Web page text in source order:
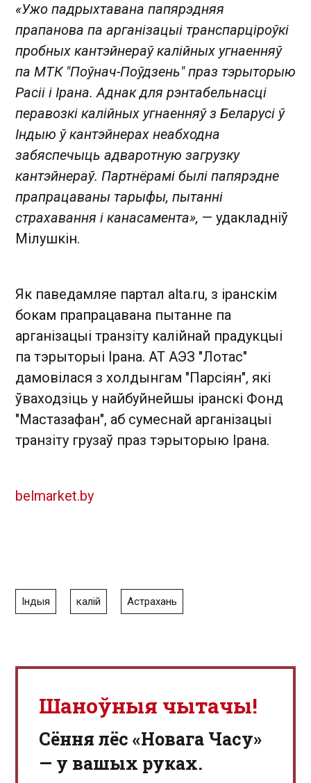
«Ужо падрыхтавана папярэдняя
прапанова па арганізацыі транспарціроўкі
пробных кантэйнераў калійных угнаенняў
па МТК "Поўнач-Поўдзень" праз тэрыторыю
Расіі і Ірана. Аднак для рэнтабельнасці
перавозкі калійных угнаенняў з Беларусі ў
Індыю ў кантэйнерах неабходна
забяспечыць адваротную загрузку
кантэйнераў. Партнёрамі былі папярэдне
прапрацаваны тарыфы, пытанні
страхавання і канасамента», — удакладніў
Мілушкін.
Як паведамляе партал alta.ru, з іранскім
бокам прапрацавана пытанне па
арганізацыі транзіту калійнай прадукцыі
па тэрыторыі Ірана. АТ АЭЗ "Лотас"
дамовілася з холдынгам "Парсіян", які
ўваходзіць у найбуйнейшы іранскі Фонд
"Мастазафан", аб сумеснай арганізацыі
транзіту грузаў праз тэрыторыю Ірана.
belmarket.by
Індыя калій Астрахань
Шаноўныя чытачы!
Сёння лёс «Новага Часу»
— у вашых руках.